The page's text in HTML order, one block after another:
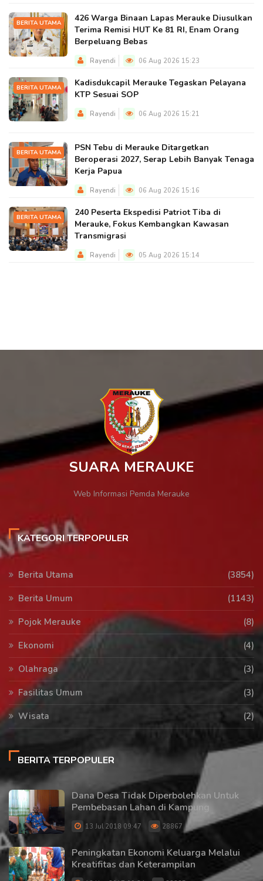
BERITA UTAMA
426 Warga Binaan Lapas Merauke Diusulkan
Terima Remisi HUT Ke 81 RI, Enam Orang
Berpeluang Bebas
Rayendi 06 Aug 2026 15:23
BERITA UTAMA
Kadisdukcapil Merauke Tegaskan Pelayana
KTP Sesuai SOP
Rayendi 06 Aug 2026 15:21
BERITA UTAMA
PSN Tebu di Merauke Ditargetkan
Beroperasi 2027, Serap Lebih Banyak Tenaga
Kerja Papua
Rayendi 06 Aug 2026 15:16
BERITA UTAMA
240 Peserta Ekspedisi Patriot Tiba di
Merauke, Fokus Kembangkan Kawasan
Transmigrasi
Rayendi 05 Aug 2026 15:14
SUARA MERAUKE
Web Informasi Pemda Merauke
KATEGORI TERPOPULER
Berita Utama
(3854)
Berita Umum
(1143)
Pojok Merauke
(8)
Ekonomi
(4)
Olahraga
(3)
Fasilitas Umum
(3)
Wisata
(2)
BERITA TERPOPULER
Dana Desa Tidak Diperbolehkan Untuk
Pembebasan Lahan di Kampung
13 Jul 2018 09:47 28867
Peningkatan Ekonomi Keluarga Melalui
Kreatifitas dan Keterampilan